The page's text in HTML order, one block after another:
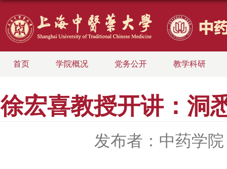
首页 学院概况 党务公开 教学科研
徐宏喜教授开讲：洞
发布者：中药学院